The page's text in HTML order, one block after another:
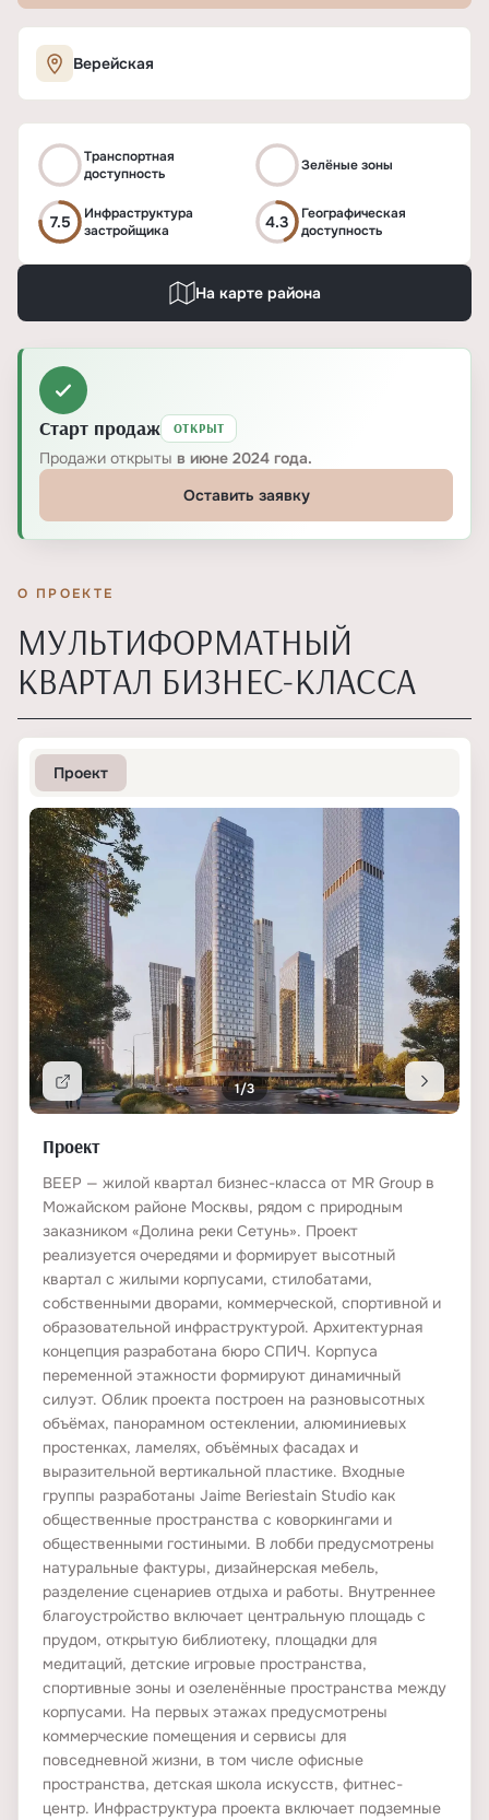
Характеристики ЖК «ВЕЕР»
Тип ЖК
Срок сдачи2028-2029
от 2,85 до 4,3 м
Количество корпусов
Этажность59
Без отделки, Предчистовая
Количество машиномест 736
Уровней (парковки)2
Электрозарядки
КЛАДОВЫЕ И КОММЕРЦИЯ
Кладовыескидка 15% при 100% оплате
Ритейлесть
Офисыесть
ПЛОЩАДИ
Площадь объектовот 21 до 159
Жилая площадь
Площадь участка26.4
БЕЗОПАСНОСТЬ
Видеонаблюдение
Велопарковки
Пропускная система
ДЕТАЛИ ПОКУПКИ
Эскроу
Онлайн-бронирование
Онлайн-показ
БЮРО ПРОЕКТА
Архитектурное бюроKleinewelt Architekten
Ландшафтное бюроDerevo park
Верейская
Транспортная
доступность
Зелёные зоны
7.5
Инфраструктура
застройщика
4.3
Географическая
доступность
На карте района
Старт продаж ОТКРЫТ
Продажи открыты в июне 2024 года.
Оставить заявку
О ПРОЕКТЕ
МУЛЬТИФОРМАТНЫЙ
КВАРТАЛ БИЗНЕС-КЛАССА
Проект
Проект
ВЕЕР — жилой квартал бизнес-класса от MR Group в
Можайском районе Москвы, рядом с природным
заказником «Долина реки Сетунь». Проект
реализуется очередями и формирует высотный
квартал с жилыми корпусами, стилобатами,
собственными дворами, коммерческой, спортивной и
образовательной инфраструктурой. Архитектурная
концепция разработана бюро СПИЧ. Корпуса
переменной этажности формируют динамичный
силуэт. Облик проекта построен на разновысотных
объёмах, панорамном остеклении, алюминиевых
простенках, ламелях, объёмных фасадах и
выразительной вертикальной пластике. Входные
группы разработаны Jaime Beriestain Studio как
общественные пространства с коворкингами и
общественными гостиными. В лобби предусмотрены
натуральные фактуры, дизайнерская мебель,
разделение сценариев отдыха и работы. Внутреннее
благоустройство включает центральную площадь с
прудом, открытую библиотеку, площадки для
медитаций, детские игровые пространства,
спортивные зоны и озеленённые пространства между
корпусами. На первых этажах предусмотрены
коммерческие помещения и сервисы для
повседневной жизни, в том числе офисные
пространства, детская школа искусств, фитнес-
центр. Инфраструктура проекта включает подземные
Подробнее 1/3